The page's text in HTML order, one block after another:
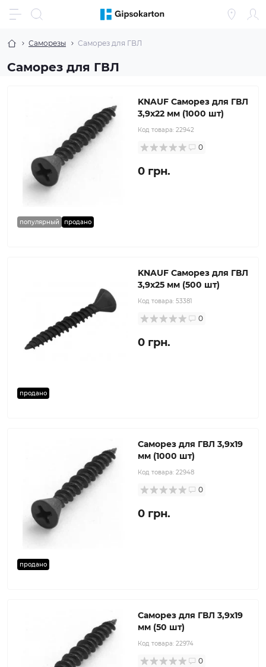
Саморезы Саморез для ГВЛ
Саморез для ГВЛ
популярный продано
KNAUF Саморез для ГВЛ
3,9x22 мм (1000 шт)
Код товара: 22942
0
0 грн.
продано
KNAUF Саморез для ГВЛ
3,9x25 мм (500 шт)
Код товара: 53381
0
0 грн.
продано
Саморез для ГВЛ 3,9x19
мм (1000 шт)
Код товара: 22948
0
0 грн.
Саморез для ГВЛ 3,9x19
мм (50 шт)
Код товара: 22974
0